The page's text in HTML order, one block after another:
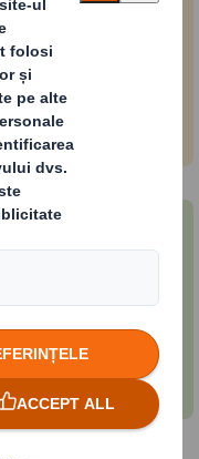
generale
se aplică
servicii către